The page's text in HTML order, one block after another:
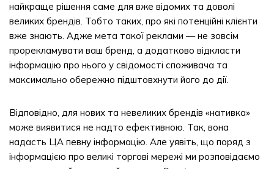
найкраще рішення саме для вже відомих та доволі
великих брендів. Тобто таких, про які потенційні клієнти
вже знають. Адже мета такої реклами — не зовсім
прорекламувати ваш бренд, а додатково відкласти
інформацію про нього у свідомості споживача та
максимально обережно підштовхнути його до дії.
Відповідно, для нових та невеликих брендів «нативка»
може виявитися не надто ефективною. Так, вона
надасть ЦА певну інформацію. Але уявіть, що поряд з
інформацією про великі торгові мережі ми розповідаємо